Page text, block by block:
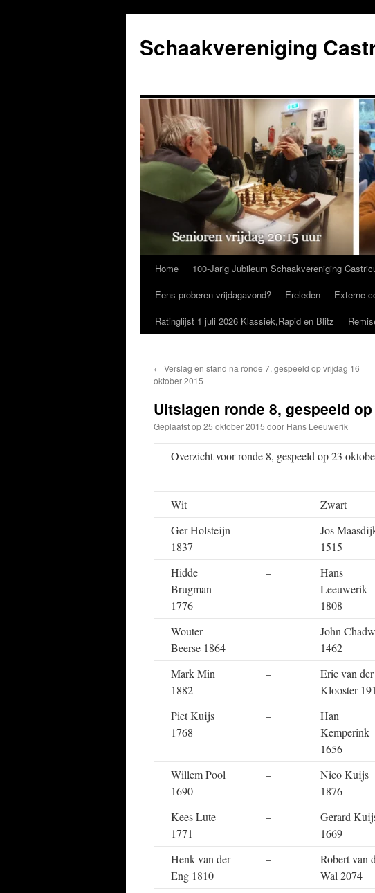
de
inhoud
Schaakvereniging
Home 100-Jarig Jubileum Schaakvereniging
Eens proberen vrijdagavond?
Ereleden Externe
Ratinglijst 1 juli 2026 Klassiek,Rapid en Blitz
← Verslag en stand na ronde 7, gespeeld op vrijdag 16
oktober 2015
Uitslagen ronde 8, gespeeld
Geplaatst op25 oktober 2015 door Hans Leeuwerik
Overzicht voor ronde 8, gespeeld op 23
Wit Zwart
Ger Holsteijn
1837
–
Jos
1515
Hidde
Brugman
1776
–
Hans
Leeuwerik
1808
Wouter
Beerse 1864
–
John
1462
Mark Min
1882
–
Eric van der
Klooster
Piet Kuijs
1768
–
Han
Kemperink
1656
Willem Pool
1690
–
Nico Kuijs
1876
Kees Lute
1771
–
Gerard
1669
Henk van der
Eng 1810
–
Robert van
Wal 2074